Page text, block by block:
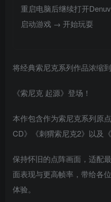
重启电脑后继续打开
启动游戏 → 开始玩耍
将经典索尼克系列作品浓缩
《索尼克 起源》登场！
本作包含作为索尼克系列原
CD》《刺猬索尼克2》以及
保持怀旧的点阵画面，适配
面表现与更高帧率，带给各
体验。